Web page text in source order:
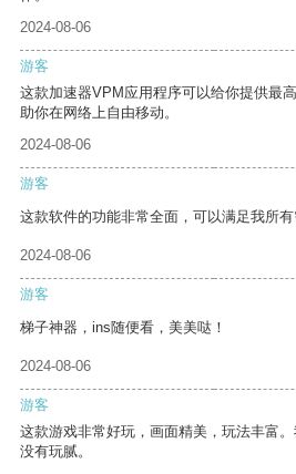
2024-08-06
游客
这款加速器VPM应用程序可以给你提供最
助你在网络上自由移动。
2024-08-06
游客
这款软件的功能非常全面，可以满足我所有
2024-08-06
游客
梯子神器，ins随便看，美美哒！
2024-08-06
游客
这款游戏非常好玩，画面精美，玩法丰富
没有玩腻。